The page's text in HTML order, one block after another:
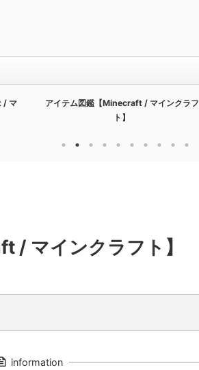
/ マ
アイテム図鑑【Minecraft / マインクラフ
ト】
マインクラフト】
information